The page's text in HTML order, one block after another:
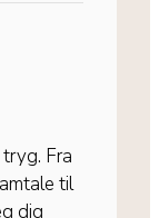
Fra
til
dig